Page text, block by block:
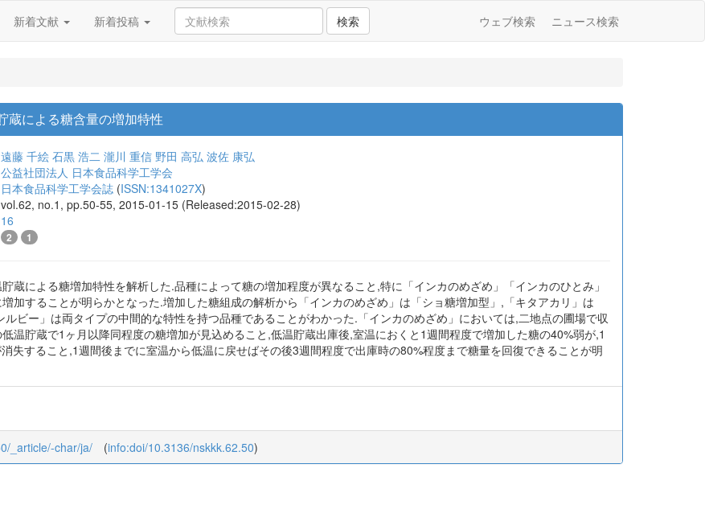
新着文献 新着投稿 検索 ウェブ検索 ニュース検索
蔵による糖含量の増加特性
遠藤 千絵 石黒 浩二 瀧川 重信 野田 高弘 波佐 康弘
公益社団法人 日本食品科学工学会
日本食品科学工学会誌 (ISSN:1341027X)
vol.62, no.1, pp.50-55, 2015-01-15 (Released:2015-02-28)
16
2 1
蔵による糖増加特性を解析した.品種によって糖の増加程度が異なること,特に「インカのめざめ」「インカのひとみ」
加することが明らかとなった.増加した糖組成の解析から「インカのめざめ」は「ショ糖増加型」,「キタアカリ」は
ルビー」は両タイプの中間的な特性を持つ品種であることがわかった.「インカのめざめ」においては,二地点の圃場で収
温貯蔵で1ヶ月以降同程度の糖増加が見込めること,低温貯蔵出庫後,室温におくと1週間程度で増加した糖の40%弱が,1
失すること,1週間後までに室温から低温に戻せばその後3週間程度で出庫時の80%程度まで糖量を回復できることが明
_article/-char/ja/ (info:doi/10.3136/nskkk.62.50)